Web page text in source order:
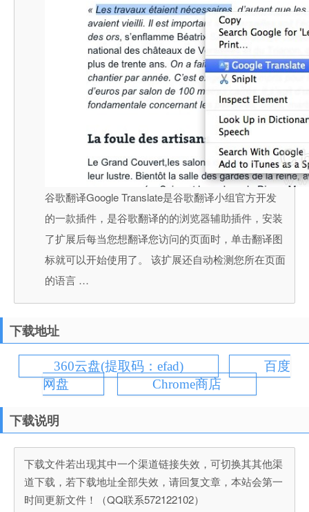
谷歌翻译Google Translate是谷歌翻译小组官方开发
的一款插件，是谷歌翻译的的浏览器辅助插件，安装
了扩展后每当您想翻译您访问的页面时，单击翻译图
标就可以开始使用了。 该扩展还自动检测您所在页面
的语言 …
下载地址
360云盘(提取码：efad)
百度
网盘
Chrome商店
下载说明
下载文件若出现其中一个渠道链接失效，可切换其其他渠
道下载，若下载地址全部失效，请回复文章，本站会第一
时间更新文件！（QQ联系572122102）